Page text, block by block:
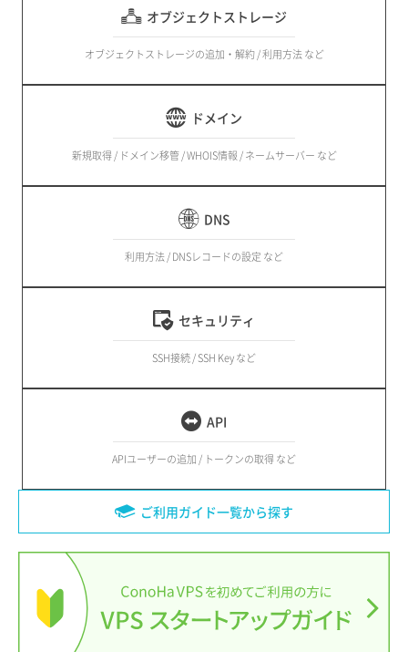
オブジェクトストレージ
オブジェクトストレージの追加・解約 / 利用方法 など
ドメイン
新規取得 / ドメイン移管 / WHOIS情報 / ネームサーバー など
DNS
利用方法 / DNSレコードの設定 など
セキュリティ
SSH接続 / SSH Key など
API
APIユーザーの追加 / トークンの取得 など
ご利用ガイド一覧から探す